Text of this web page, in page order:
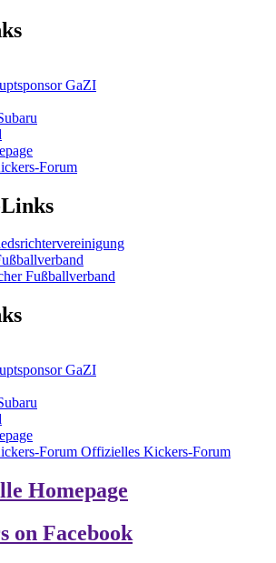
GaZI
Fußballverband
GaZI
Offizielles Kickers-Forum
Homepage
on Facebook